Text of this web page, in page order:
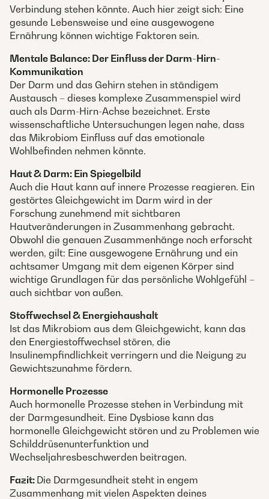
Verbindung stehen könnte. Auch hier zeigt sich: Eine
gesunde Lebensweise und eine ausgewogene
Ernährung können wichtige Faktoren sein.
Mentale Balance: Der Einfluss der Darm-Hirn-
Kommunikation
Der Darm und das Gehirn stehen in ständigem
Austausch – dieses komplexe Zusammenspiel wird
auch als Darm-Hirn-Achse bezeichnet. Erste
wissenschaftliche Untersuchungen legen nahe, dass
das Mikrobiom Einfluss auf das emotionale
Wohlbefinden nehmen könnte.
Haut & Darm: Ein Spiegelbild
Auch die Haut kann auf innere Prozesse reagieren. Ein
gestörtes Gleichgewicht im Darm wird in der
Forschung zunehmend mit sichtbaren
Hautveränderungen in Zusammenhang gebracht.
Obwohl die genauen Zusammenhänge noch erforscht
werden, gilt: Eine ausgewogene Ernährung und ein
achtsamer Umgang mit dem eigenen Körper sind
wichtige Grundlagen für das persönliche Wohlgefühl –
auch sichtbar von außen.
Stoffwechsel & Energiehaushalt
Ist das Mikrobiom aus dem Gleichgewicht, kann das
den Energiestoffwechsel stören, die
Insulinempfindlichkeit verringern und die Neigung zu
Gewichtszunahme fördern.
Hormonelle Prozesse
Auch hormonelle Prozesse stehen in Verbindung mit
der Darmgesundheit. Eine Dysbiose kann das
hormonelle Gleichgewicht stören und zu Problemen wie
Schilddrüsenunterfunktion und
Wechseljahresbeschwerden beitragen.
Fazit: Die Darmgesundheit steht in engem
Zusammenhang mit vielen Aspekten deines